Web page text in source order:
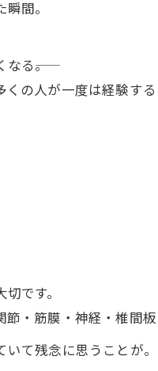
間。
る――。
の人が一度は経験する
です。
・筋膜・神経・椎間
て残念に思うことが。